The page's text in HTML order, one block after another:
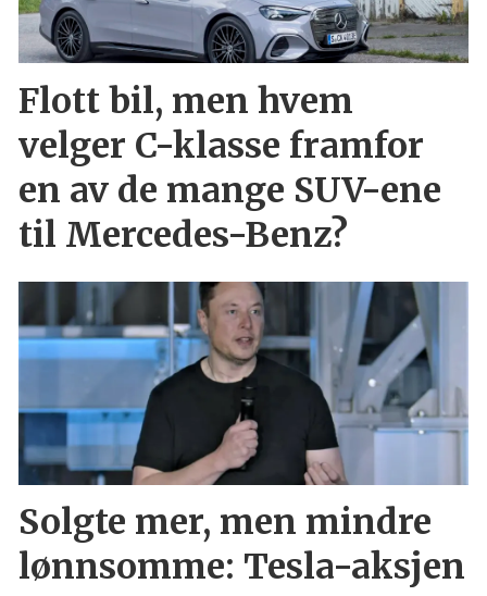
Flott bil, men hvem
velger C-klasse framfor
en av de mange SUV-ene
til Mercedes-Benz?
Solgte mer, men mindre
lønnsomme: Tesla-aksjen